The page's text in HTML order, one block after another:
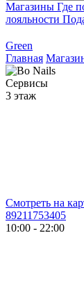
Магазины Где
лояльности
Green
Главная
Сервисы
3 этаж
Смотреть на
89211753405
10:00 - 22:00